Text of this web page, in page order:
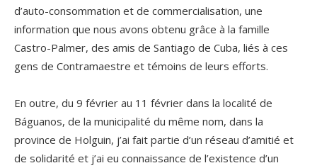
d’auto-consommation et de commercialisation, une
information que nous avons obtenu grâce à la famille
Castro-Palmer, des amis de Santiago de Cuba, liés à ces
gens de Contramaestre et témoins de leurs efforts.
En outre, du 9 février au 11 février dans la localité de
Báguanos, de la municipalité du même nom, dans la
province de Holguin, j’ai fait partie d’un réseau d’amitié et
de solidarité et j’ai eu connaissance de l’existence d’un